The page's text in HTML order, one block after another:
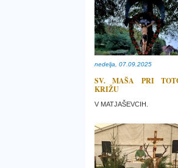
nedelja, 07.09.2025
SV. MAŠA PRI
KRIŽU
V MATJAŠEVCIH.